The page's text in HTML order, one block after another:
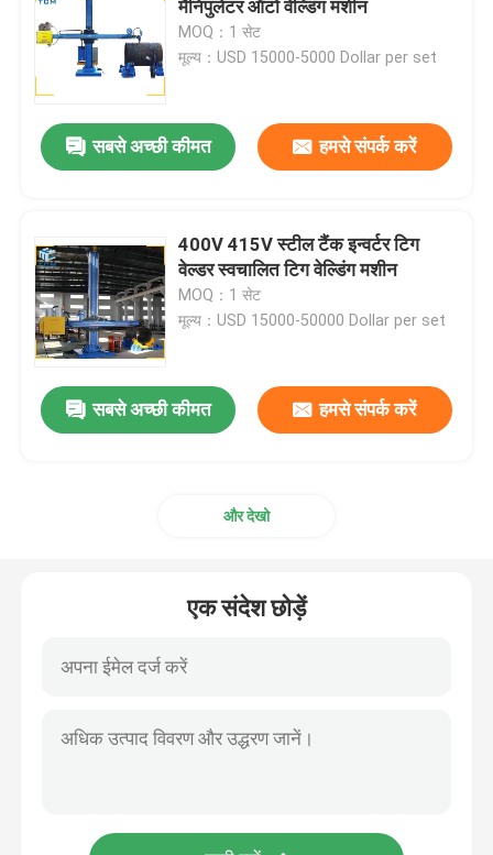
हमारे बारे में
मैनिपुलेटर ऑटो वेल्डिंग मशीन
MOQ：1 सेट
मूल्य：USD 15000-5000 Dollar per set
सबसे अच्छी कीमत हमसे संपर्क करें
400V 415V स्टील टैंक इन्वर्टर टिग
वेल्डर स्वचालित टिग वेल्डिंग मशीन
MOQ：1 सेट
मूल्य：USD 15000-50000 Dollar per set
सबसे अच्छी कीमत हमसे संपर्क करें
और देखो
एक संदेश छोड़ें